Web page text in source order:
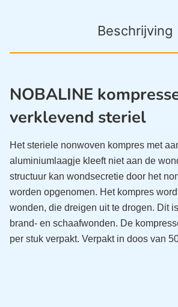
Beschrijving
NOBALINE
verklevend steriel
Het steriele nonwoven kompres met
aluminiumlaagje kleeft niet aan de
structuur kan wondsecretie door het
worden opgenomen. Het kompres
wonden, die dreigen uit te drogen. Dit
brand- en schaafwonden. De
per stuk verpakt. Verpakt in doos van